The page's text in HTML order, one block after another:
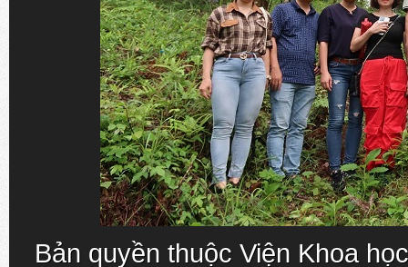
Bản quyền thuộc Viện Khoa